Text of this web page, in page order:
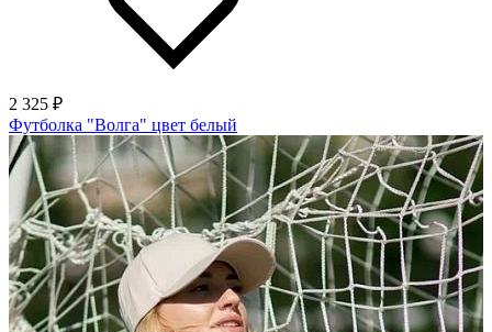
2 325 ₽
Футболка "Волга" цвет белый